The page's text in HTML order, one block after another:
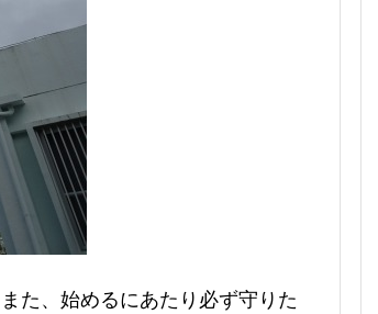
た、始めるにあたり必ず守りた